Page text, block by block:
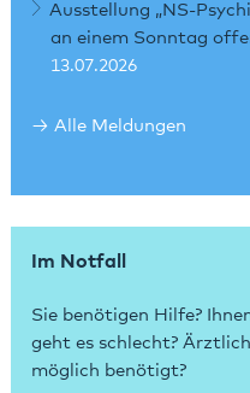
Ausstellung „NS-
an einem Sonntag
13.07.2026
Alle Meldungen
Im Notfall
Sie benötigen Hilfe?
geht es schlecht?
möglich benötigt?